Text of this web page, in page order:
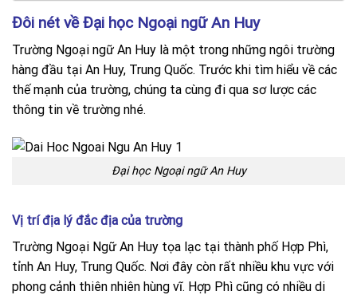
Đôi nét về Đại học Ngoại ngữ An Huy
Trường Ngoại ngữ An Huy là một trong những ngôi trường
hàng đầu tại An Huy, Trung Quốc. Trước khi tìm hiểu về các
thế mạnh của trường, chúng ta cùng đi qua sơ lược các
thông tin về trường nhé.
Đại học Ngoại ngữ An Huy
Vị trí địa lý đắc địa của trường
Trường Ngoại Ngữ An Huy tọa lạc tại thành phố Hợp Phì,
tỉnh An Huy, Trung Quốc. Nơi đây còn rất nhiều khu vực với
phong cảnh thiên nhiên hùng vĩ. Hợp Phì cũng có nhiều di